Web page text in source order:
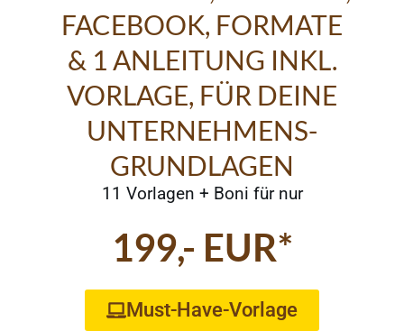
FACEBOOK, FORMATE
& 1 ANLEITUNG INKL.
VORLAGE, FÜR DEINE
UNTERNEHMENS-
GRUNDLAGEN
11 Vorlagen + Boni für nur
199,- EUR*
Must-Have-Vorlage